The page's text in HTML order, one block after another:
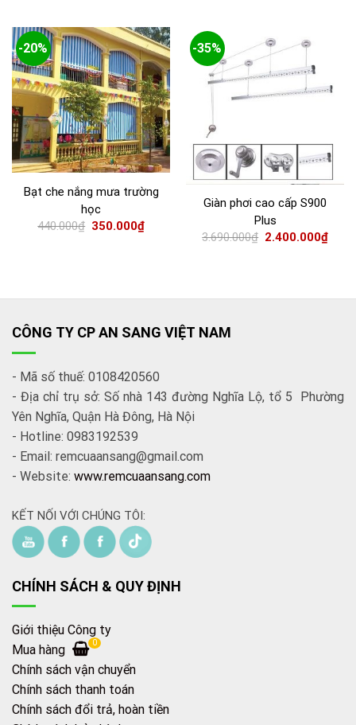
-20%
Bạt che nắng mưa trường
học
440.000₫ 350.000₫
-35%
Giàn phơi cao cấp S900
Plus
3.690.000₫ 2.400.000₫
CÔNG TY CP AN SANG VIỆT NAM
- Mã số thuế: 0108420560
- Địa chỉ trụ sở: Số nhà 143 đường Nghĩa Lộ, tổ 5 Phường
Yên Nghĩa, Quận Hà Đông, Hà Nội
- Hotline: 0983192539
- Email: remcuaansang@gmail.com
- Website: www.remcuaansang.com
KẾT NỐI VỚI CHÚNG TÔI:
CHÍNH SÁCH & QUY ĐỊNH
Giới thiệu Công ty
Mua hàng
0
Chính sách vận chuyển
Chính sách thanh toán
Chính sách đổi trả, hoàn tiền